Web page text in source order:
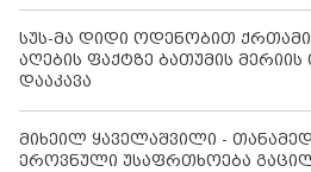
სუს-მა დიდი ოდენობით
აღების ფაქტზე ბათუმის
დააკავა
მიხეილ ყაველაშვილი -
ეროვნული უსაფრთხოება